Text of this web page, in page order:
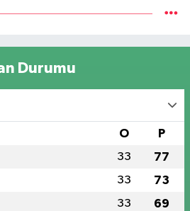
Durumu
O P
33 77
33 73
33 69